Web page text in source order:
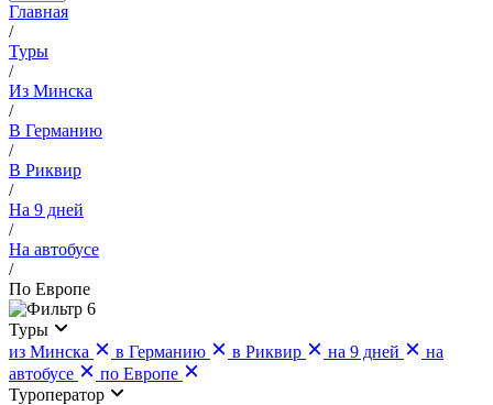
Главная
/
Туры
/
Из Минска
/
В Германию
/
В Риквир
/
На 9 дней
/
На автобусе
/
По Европе
6
Туры
из Минска
в Германию в Риквир на 9 дней
на
автобусе
по Европе
Туроператор